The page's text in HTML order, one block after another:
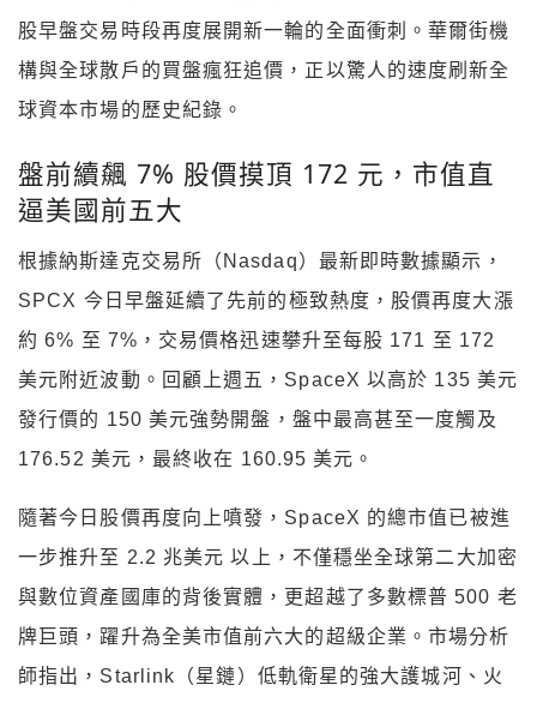
股早盤交易時段再度展開新一輪的全面衝刺。華爾街機
構與全球散戶的買盤瘋狂追價，正以驚人的速度刷新全
球資本市場的歷史紀錄。
盤前續飆 7% 股價摸頂 172 元，市值直
逼美國前五大
根據納斯達克交易所（Nasdaq）最新即時數據顯示，
SPCX 今日早盤延續了先前的極致熱度，股價再度大漲
約 6% 至 7%，交易價格迅速攀升至每股 171 至 172
美元附近波動。回顧上週五，SpaceX 以高於 135 美元
發行價的 150 美元強勢開盤，盤中最高甚至一度觸及
176.52 美元，最終收在 160.95 美元。
隨著今日股價再度向上噴發，SpaceX 的總市值已被進
一步推升至 2.2 兆美元 以上，不僅穩坐全球第二大加密
與數位資產國庫的背後實體，更超越了多數標普 500 老
牌巨頭，躍升為全美市值前六大的超級企業。市場分析
師指出，Starlink（星鏈）低軌衛星的強大護城河、火